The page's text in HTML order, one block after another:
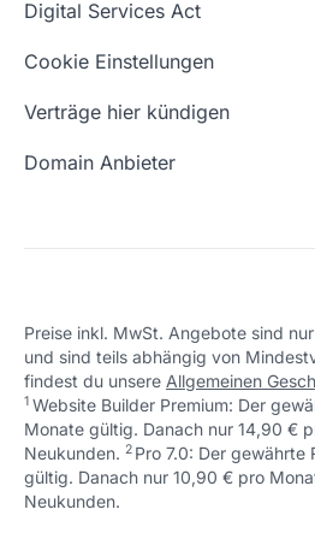
Domain Umzug
Wie ist meine IP?
Email Adresse erstellen
Digital Services Act
Cookie Einstellungen
Verträge hier kündigen
Domain Anbieter
Preise inkl. MwSt. Angebote sind
und sind teils abhängig von
findest du unsere Allgemeinen
1 Website Builder Premium: Der
Monate gültig. Danach nur 14,90 €
Neukunden. ↩ 1
2 Pro 7.0: Der
gültig. Danach nur 10,90 € pro
Neukunden.